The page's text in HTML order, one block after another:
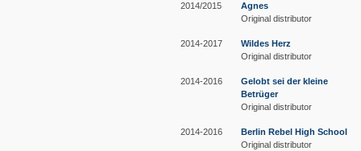
2014/2015
Agnes
Original distributor
2014-2017
Wildes Herz
Original distributor
2014-2016
Gelobt sei der kleine
Betrüger
Original distributor
2014-2016
Berlin Rebel High School
Original distributor